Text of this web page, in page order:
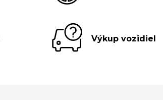
Výkup vozidiel